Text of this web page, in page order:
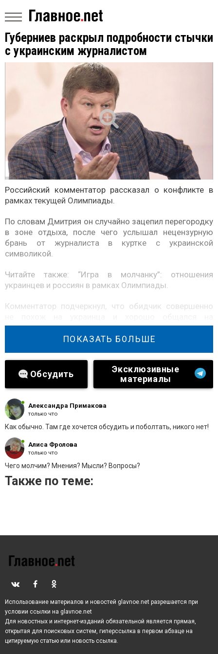
Губерниев раскрыл подробности стычки
с украинским журналистом
Российский комментатор рассказал о конфликте в
рамках текущей Олимпиады.
По словам Дмитрия он случайно зацепил перегородку
в зоне отдыха, после чего услышал нецензурную
брань от журналиста в куртке с украинской
символикой.
Читайте также: “Игра в молчанку”: отношения
украинцев и россиян в рамках Олимпиады.
Комментатор подчеркнул, что обидчик совершенно
английском.
настроен и практически сам спровоцировал
конфликтную ситуацию.
ПОКАЗАТЬ БОЛЬШЕ
Обсудить
Эксклюзивные
материалы
Алиса Фролова
только что
Чего молчим? Мнения? Мысли? Вопросы?
Александра Примакова
только что
Как обычно. Там где хочется обсудить и поболтать, никого нет!
Также по теме:
Использование материалов и новостей glavnoe.net разрешается при
условии ссылки на glavnoe.net
Для новостных и интернет-изданий обязательной является прямая,
открытая для поисковых систем, гиперссылка в первом абзаце на
цитируемую статью или новость ссылка.